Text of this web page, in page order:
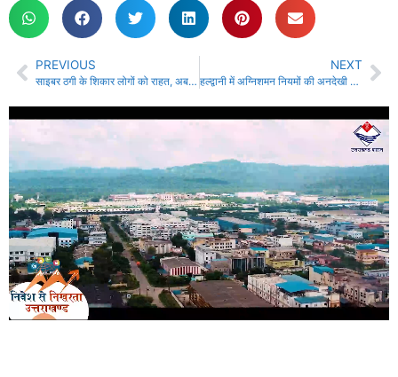
PREVIOUS
साइबर ठगी के शिकार लोगों को राहत, अब घर बैठे वापस मिलेगा होल्ड हुआ पैसा
NEXT
हल्द्वानी में अग्निशमन नियमों की अनदेखी पड़ी भारी, प्रशासन के रडार पर कई प्रतिष्ठान